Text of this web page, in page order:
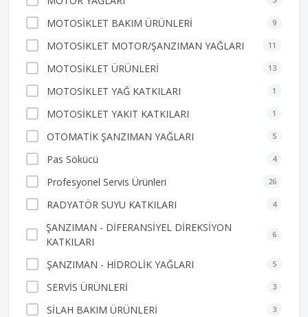
MOTOSİKLET BAKIM ÜRÜNLERİ 9
MOTOSİKLET MOTOR/ŞANZIMAN YAĞLARI 11
MOTOSİKLET ÜRÜNLERİ 13
MOTOSİKLET YAĞ KATKILARI 1
MOTOSİKLET YAKIT KATKILARI 1
OTOMATİK ŞANZIMAN YAĞLARI 5
Pas Sökücü 4
Profesyonel Servis Ürünleri 26
RADYATÖR SUYU KATKILARI 4
ŞANZIMAN - DİFERANSİYEL DİREKSİYON
KATKILARI
6
ŞANZIMAN - HİDROLİK YAĞLARI 5
SERVİS ÜRÜNLERİ 3
SİLAH BAKIM ÜRÜNLERİ 3